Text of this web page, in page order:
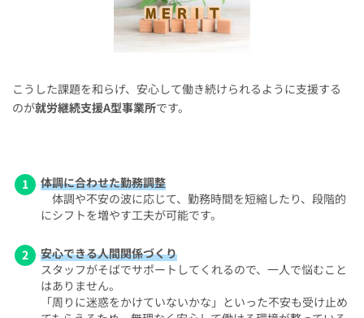
こうした課題を和らげ、安心して働き続けられるように支援する
のが就労継続支援A型事業所です。
体調に合わせた勤務調整
体調や不安の波に応じて、勤務時間を短縮したり、段階的
にシフトを増やす工夫が可能です。
安心できる人間関係づくり
スタッフがそばでサポートしてくれるので、一人で悩むこと
はありません。
「周りに迷惑をかけていないかな」といった不安も受け止め